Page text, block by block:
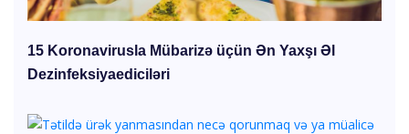
15 Koronavirusla Mübarizə üçün Ən Yaxşı Əl
Dezinfeksiyaediciləri